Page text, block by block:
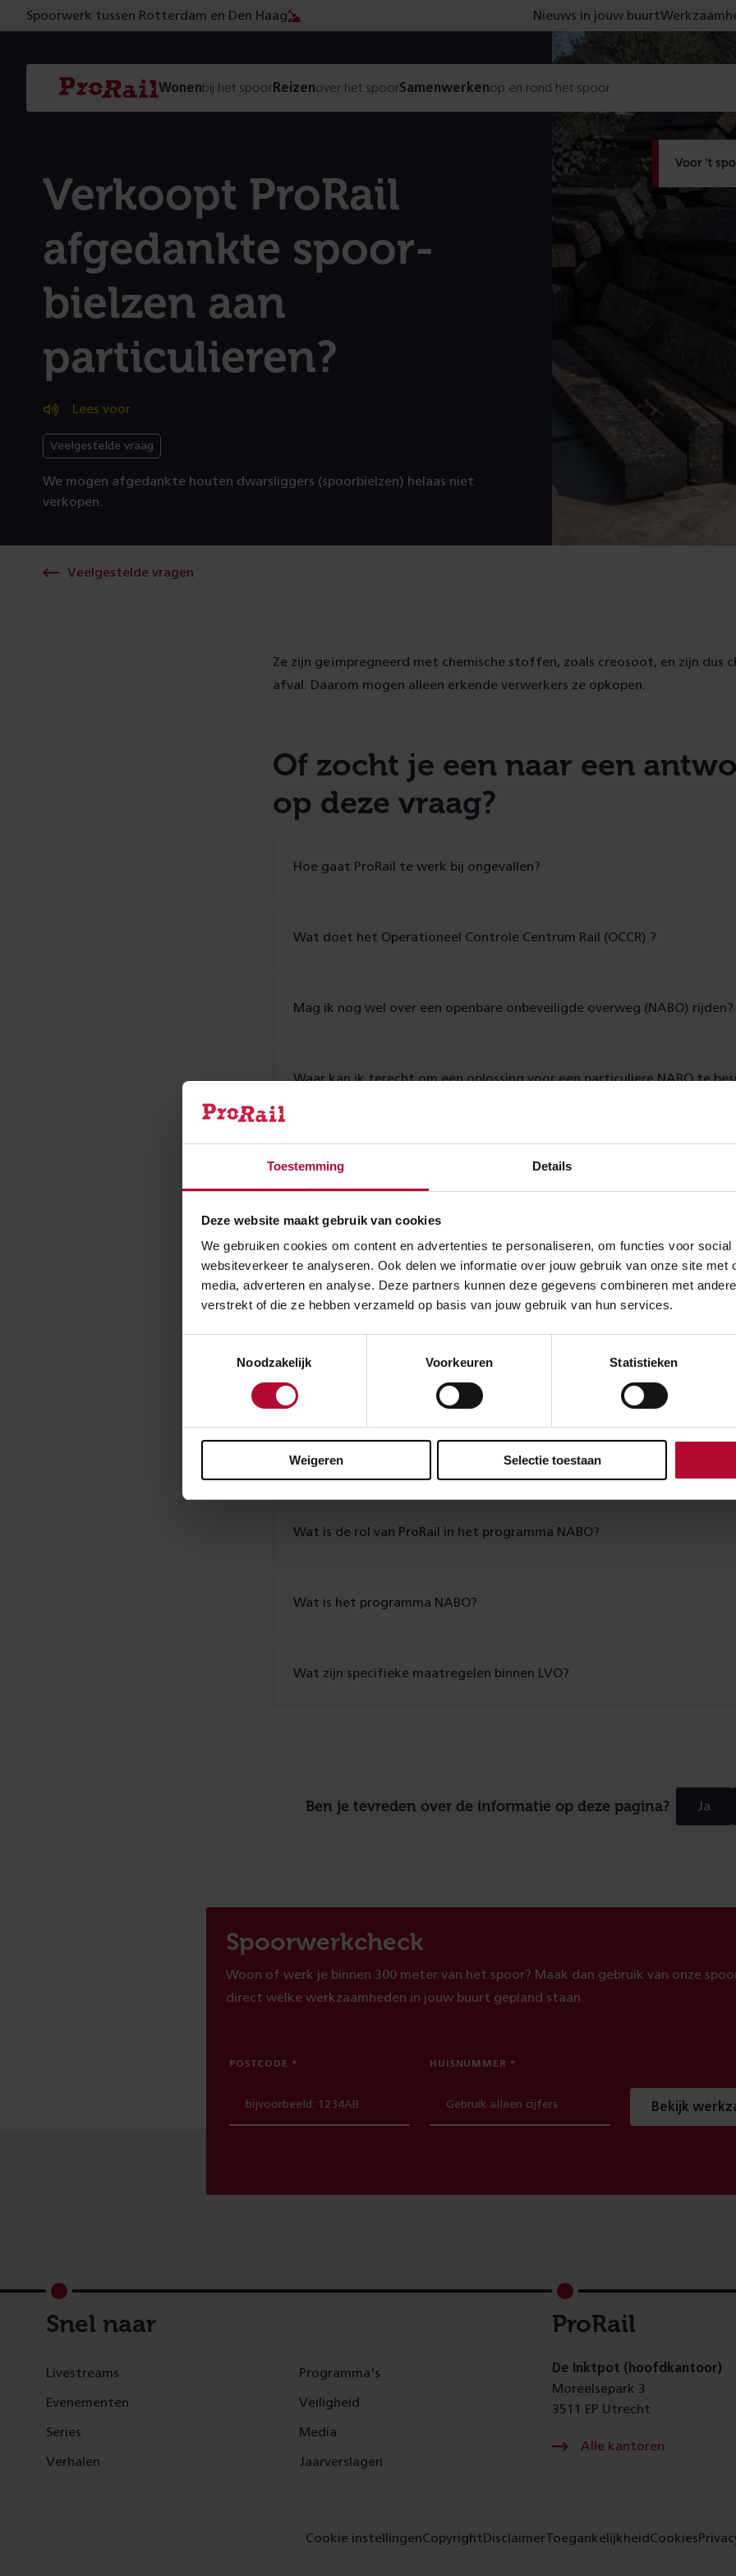
Toestemming Details
Deze website maakt gebruik van cookies
We gebruiken cookies om content en advertenties te personaliseren, om functies voor
websiteverkeer te analyseren. Ook delen we informatie over jouw gebruik van onze site met
media, adverteren en analyse. Deze partners kunnen deze gegevens combineren met
verstrekt of die ze hebben verzameld op basis van jouw gebruik van hun services.
Noodzakelijk
Voorkeuren Statistieken
Weigeren Selectie toestaan
Voor 't
Spoorwerk tussen Rotterdam en Den Haag Nieuws in jouw buurt
Navigatie
Homepage
ProRail
Wonenbij het spoorReizenover het spoorSamenwerkenop en rond het spoor
Verkoopt ProRail
afgedankte spoor­
bielzen aan
particulieren?
Lees voor
Veelgestelde vraag
We mogen afgedankte houten dwarsliggers (spoorbielzen) helaas niet
verkopen.
Veelgestelde vragen
Ze zijn geïmpregneerd met chemische stoffen, zoals creosoot, en zijn dus
afval. Daarom mogen alleen erkende verwerkers ze opkopen.
Of zocht je een naar een
op deze vraag?
Hoe gaat ProRail te werk bij ongevallen?
Wat doet het Operationeel Controle Centrum Rail (OCCR) ?
Mag ik nog wel over een openbare onbeveiligde overweg (NABO) rijden?
Waar kan ik terecht om een oplossing voor een particuliere NABO te
Waarom sluit ProRail niet alle NABO's direct af?
Waarom wil ProRail van alle overwegen af?
Wat is de rol van IenW in het programma NABO?
Wat is de rol van ProRail in het programma NABO?
Wat is het programma NABO?
Wat zijn specifieke maatregelen binnen LVO?
Ben je tevreden over de informatie op deze pagina? Ja
Spoorwerkcheck
Woon of werk je binnen 300 meter van het spoor? Maak dan gebruik van onze
direct welke werkzaamheden in jouw buurt gepland staan.
POSTCODE HUISNUMMER
Bekijk
Footer
Snel naar
Livestreams
Evenementen
Series
Verhalen
Programma's
Veiligheid
Media
Jaarverslagen
ProRail
De Inktpot (hoofdkantoor)
Moreelsepark 3
3511 EP Utrecht
Alle kantoren
Cookie instellingenCopyright DisclaimerToegankelijkheid Cookies